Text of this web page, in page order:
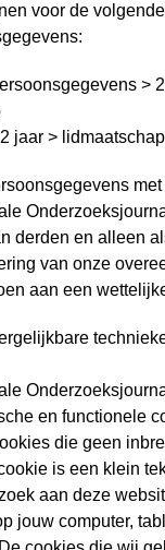
voor de
>
jaar > lidmaatschap
derden en alleen
van onze
aan een
en functionele
die geen
is een klein
aan deze
jouw computer,